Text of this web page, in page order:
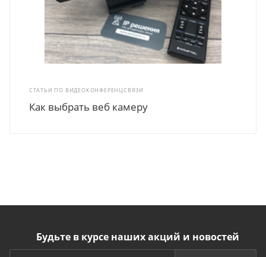
СТАТЬИ ПО ВИДЕОКОНФЕРЕНЦСВЯЗИ
Как выбрать веб камеру
Будьте в курсе наших акций и новостей